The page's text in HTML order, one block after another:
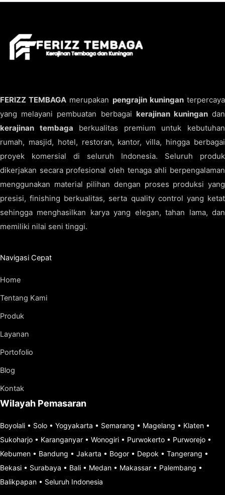
FERIZZ TEMBAGA merupakan pengrajin kuninganterpercaya
yang melayani pembuatan berbagai kerajinan kuningandan
kerajinan tembaga berkualitas premium untuk kebutuhan
rumah, masjid, hotel, restoran, kantor, villa, hingga berbagai
proyek komersial di seluruh Indonesia. Seluruh produk
dikerjakan secara profesional oleh tenaga ahli berpengalaman
menggunakan material pilihan dengan proses produksi yang
presisi, finishing berkualitas, serta quality control yang ketat
sehingga menghasilkan karya yang elegan, tahan lama, dan
memiliki nilai seni tinggi.
Navigasi Cepat
Home
Tentang Kami
Produk
Layanan
Portofolio
Blog
Kontak
Wilayah Pemasaran
Boyolali • Solo • Yogyakarta • Semarang • Magelang • Klaten •
Sukoharjo • Karanganyar • Wonogiri • Purwokerto • Purworejo •
Kebumen • Bandung • Jakarta • Bogor • Depok • Tangerang •
Bekasi • Surabaya • Bali • Medan • Makassar • Palembang •
Balikpapan • Seluruh Indonesia